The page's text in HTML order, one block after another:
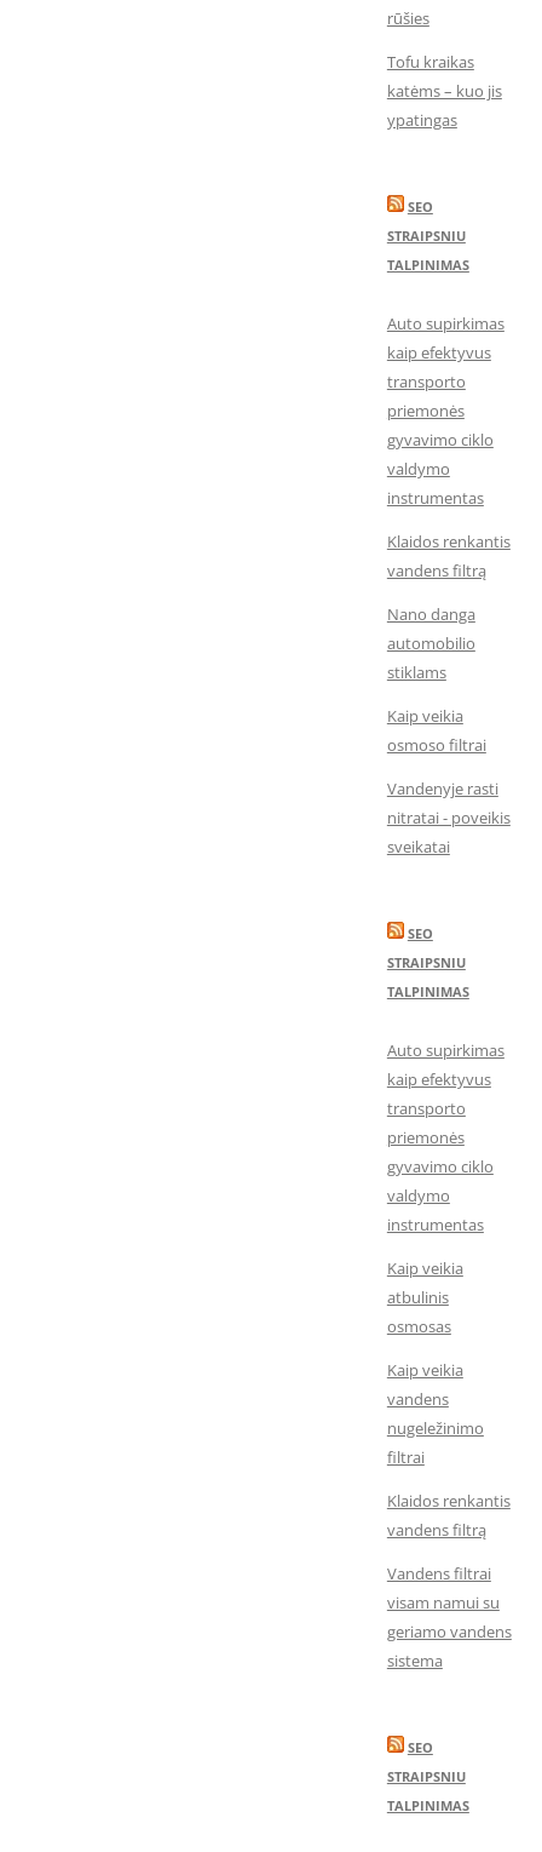
rūšies
Tofu kraikas
katėms – kuo jis
ypatingas
SEO
STRAIPSNIU
TALPINIMAS
Auto supirkimas
kaip efektyvus
transporto
priemonės
gyvavimo ciklo
valdymo
instrumentas
Klaidos renkantis
vandens filtrą
Nano danga
automobilio
stiklams
Kaip veikia
osmoso filtrai
Vandenyje rasti
nitratai - poveikis
sveikatai
SEO
STRAIPSNIU
TALPINIMAS
Auto supirkimas
kaip efektyvus
transporto
priemonės
gyvavimo ciklo
valdymo
instrumentas
Kaip veikia
atbulinis
osmosas
Kaip veikia
vandens
nugeležinimo
filtrai
Klaidos renkantis
vandens filtrą
Vandens filtrai
visam namui su
geriamo vandens
sistema
SEO
STRAIPSNIU
TALPINIMAS